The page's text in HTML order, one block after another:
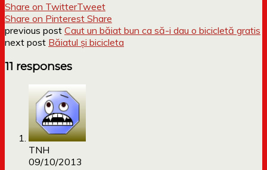
Share on TwitterTweet
Share on Pinterest Share
previous post Caut un băiat bun ca să-i dau o bicicletă gratis
next post Băiatul și bicicleta
11 responses
TNH
09/10/2013